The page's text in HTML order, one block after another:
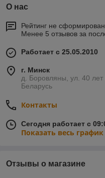
О нас
Рейтинг не сформирован
Менее 5 отзывов за
Работает с 25.05.2010
г. Минск
д. Боровляны, ул. 40
Беларусь
Контакты
Сегодня работает с
Показать весь
Отзывы о магазине